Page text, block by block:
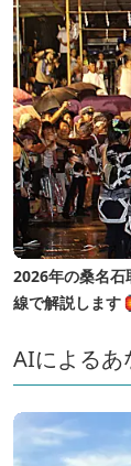
2026年の桑名石
線で解説します
AIによるあ